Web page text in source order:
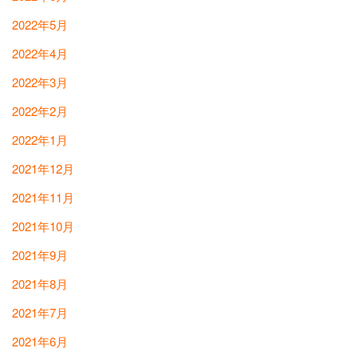
2022年5月
2022年4月
2022年3月
2022年2月
2022年1月
2021年12月
2021年11月
2021年10月
2021年9月
2021年8月
2021年7月
2021年6月